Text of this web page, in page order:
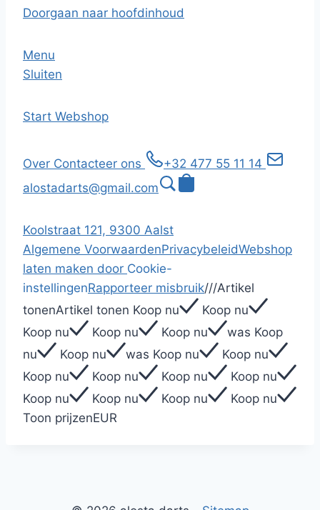
Doorgaan naar hoofdinhoud
Menu
Sluiten
Start Webshop
Over Contacteer ons
+32 477 55 11 14
alostadarts@gmail.com
Koolstraat 121, 9300 Aalst
Algemene VoorwaardenPrivacybeleidWebshop
laten maken door Cookie-
instellingenRapporteer misbruik///Artikel
tonenArtikel tonen Koop nu
Koop nu
Koop nu
Koop nu Koop nu was Koop
nu
Koop nu was Koop nu
Koop nu
Koop nu
Koop nu Koop nu
Koop nu
Koop nu
Koop nu Koop nu
Koop nu
Toon prijzenEUR